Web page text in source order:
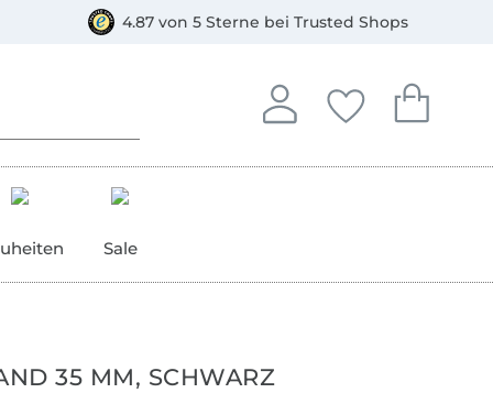
4.87 von 5 Sterne bei Trusted Shops
Anmelden
In deinem Konto
Deine
Du hast keine
Dein
Du hast
Sale
35 MM, SCHWARZ